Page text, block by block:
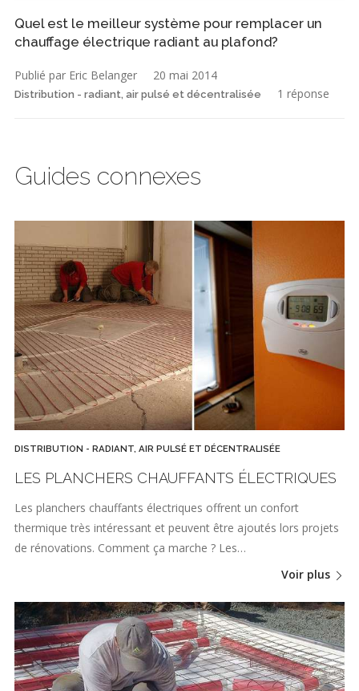
Quel est le meilleur système pour remplacer un
chauffage électrique radiant au plafond?
Publié par Eric Belanger 20 mai 2014
Distribution - radiant, air pulsé et décentralisée 1 réponse
Guides connexes
DISTRIBUTION - RADIANT, AIR PULSÉ ET DÉCENTRALISÉE
LES PLANCHERS CHAUFFANTS ÉLECTRIQUES
Les planchers chauffants électriques offrent un confort
thermique très intéressant et peuvent être ajoutés lors projets
de rénovations. Comment ça marche ? Les…
Voir plus